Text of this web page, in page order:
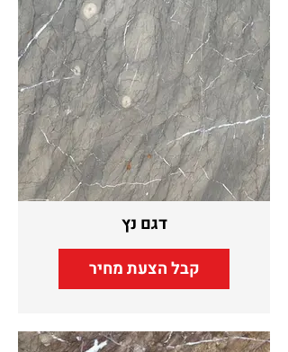
דגם נץ
קבל הצעת מחיר